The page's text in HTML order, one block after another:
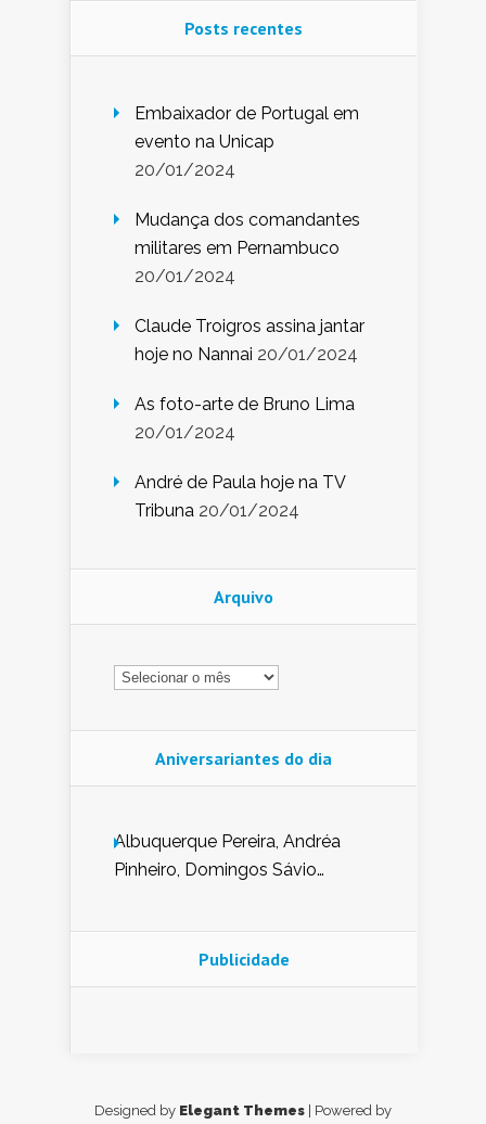
Posts recentes
Embaixador de Portugal em
evento na Unicap
20/01/2024
Mudança dos comandantes
militares em Pernambuco
20/01/2024
Claude Troigros assina jantar
hoje no Nannai 20/01/2024
As foto-arte de Bruno Lima
20/01/2024
André de Paula hoje na TV
Tribuna 20/01/2024
Arquivo
Arquivo
Aniversariantes do dia
Albuquerque Pereira, Andréa
Pinheiro, Domingos Sávio
Nunes de Sena, Fátima Peixoto,
Glória Pereira, Kátia Mesel,
Publicidade
Designed by Elegant Themes | Powered by